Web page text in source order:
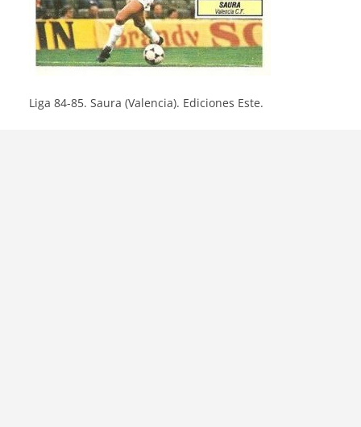
Liga 84-85. Saura (Valencia). Ediciones Este.